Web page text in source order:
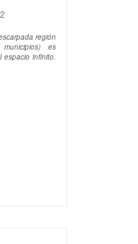
región
es
infinito.